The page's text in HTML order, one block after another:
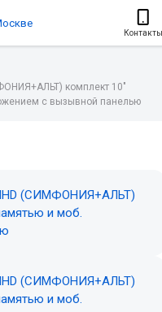
Контакты
комплект 10"
с вызывной панелью